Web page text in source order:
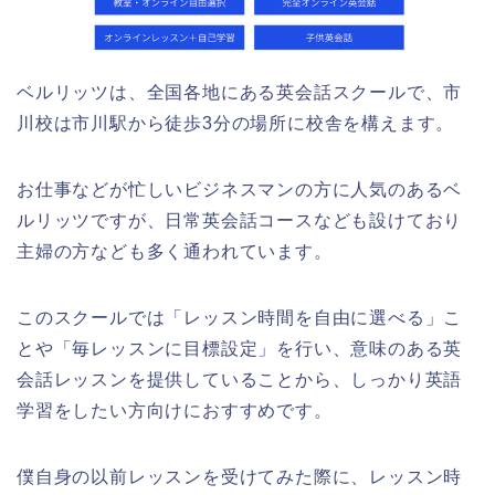
ベルリッツは、全国各地にある英会話スクールで、市
川校は市川駅から徒歩3分の場所に校舎を構えます。
お仕事などが忙しいビジネスマンの方に人気のあるベ
ルリッツですが、日常英会話コースなども設けており
主婦の方なども多く通われています。
このスクールでは「レッスン時間を自由に選べる」こ
とや「毎レッスンに目標設定」を行い、意味のある英
会話レッスンを提供していることから、しっかり英語
学習をしたい方向けにおすすめです。
僕自身の以前レッスンを受けてみた際に、レッスン時